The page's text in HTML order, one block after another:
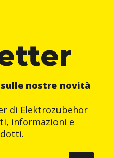
nostre novità
di Elektrozubehör
informazioni e